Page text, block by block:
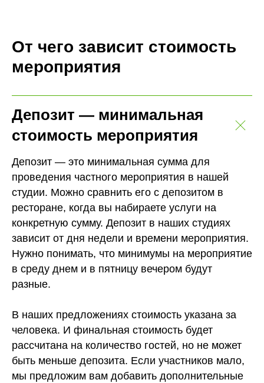
От чего зависит стоимость
мероприятия
Депозит — минимальная
стоимость мероприятия
Депозит — это минимальная сумма для
проведения частного мероприятия в нашей
студии. Можно сравнить его с депозитом в
ресторане, когда вы набираете услуги на
конкретную сумму. Депозит в наших студиях
зависит от дня недели и времени мероприятия.
Нужно понимать, что минимумы на мероприятие
в среду днем и в пятницу вечером будут
разные.
В наших предложениях стоимость указана за
человека. И финальная стоимость будет
рассчитана на количество гостей, но не может
быть меньше депозита. Если участников мало,
мы предложим вам добавить дополнительные